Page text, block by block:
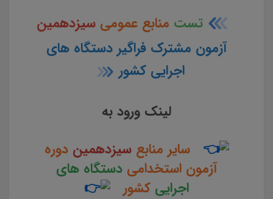
تست منابع عمومیسیزدهمین
آزمون مشترک فراگیر دستگاه های
اجرایی کشور
لینک ورود به
سایر منابعسیزدهمیندوره
آزمون استخدامی دستگاه های
اجرایی کشور